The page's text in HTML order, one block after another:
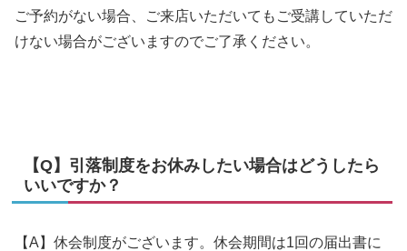
ご予約がない場合、ご来店いただいてもご受講していただ
けない場合がございますのでご了承ください。
【Q】引落制度をお休みしたい場合はどうしたら
いいですか？
【A】休会制度がございます。休会期間は1回の届出書に